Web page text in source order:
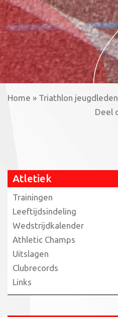
Home » Triathlon
Deel
Atletiek
Trainingen
Leeftijdsindeling
Wedstrijdkalender
Athletic Champs
Uitslagen
Clubrecords
Links